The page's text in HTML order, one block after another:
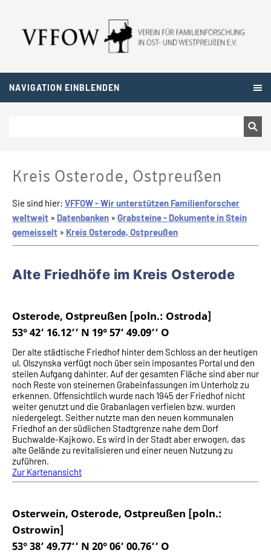
NAVIGATION EINBLENDEN
Kreis Osterode, Ostpreußen
Sie sind hier: VFFOW - Wir unterstützen Familienforscher
weltweit » Datenbanken » Grabsteine - Dokumente in Stein
gemeisselt » Kreis Osterode, Ostpreußen
Alte Friedhöfe im Kreis Osterode
Osterode, Ostpreußen [poln.: Ostroda]
53° 42‘ 16.12‘‘ N 19° 57‘ 49.09‘‘ O
Der alte städtische Friedhof hinter dem Schloss an der heutigen
ul. Olszynska verfügt noch über sein imposantes Portal und den
steilen Aufgang dahinter. Auf der gesamten Fläche sind aber nur
noch Reste von steinernen Grabeinfassungen im Unterholz zu
erkennen. Offensichtlich wurde nach 1945 der Friedhof nicht
weiter genutzt und die Grabanlagen verfielen bzw. wurden
niedergelegt. Seither nutzte man den neuen kommunalen
Friedhof an der südlichen Stadtgrenze nahe dem Dorf
Buchwalde-Kajkowo. Es wird in der Stadt aber erwogen, das
alte Gelände zu revitalisieren und einer neuen Nutzung zu
zuführen.
Zur Kartenansicht
Osterwein, Osterode, Ostpreußen [poln.:
Ostrowin]
53° 38‘ 49.77‘‘ N 20° 06‘ 00.76‘‘ O